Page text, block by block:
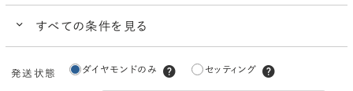
すべての条件を見る
発送状態 ダイヤモンドのみ セッティング